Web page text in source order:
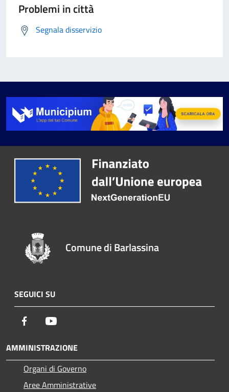
Problemi in città
Segnala disservizio
Comune di Barlassina
SEGUICI SU
Facebook
AMMINISTRAZIONE
Organi di Governo
Aree Amministrative